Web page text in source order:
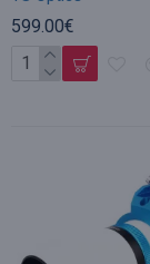
599.00€